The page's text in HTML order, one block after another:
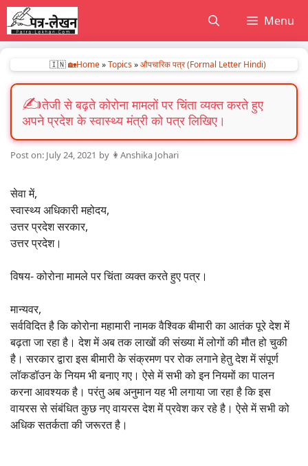
Skip
to
content
Menu
🇮🇳 🏡Home»Topics»औपचारिक पत्र (Formal Letter Hindi)
तेजी से बढ़ते कोरोना मामलों पर चिंता व्यक्त करते हुए
अपने प्रदेश के स्वास्थ्य मंत्री को पत्र लिखिए।
July 24, 2021 by 👩Anshika Johari
सेवा में,
स्वास्थ्य अधिकारी महोदय,
उत्तर प्रदेश सरकार,
उत्तर प्रदेश।
विषय- कोरोना मामले पर चिंता व्यक्त करते हुए पत्र।
मान्यवर,
सर्वविदित है कि कोरोना महामारी नामक वैश्विक बीमारी का आतंक पूरे देश में
बढ़ता जा रहा है। देश में अब तक लाखों की संख्या में लोगों की मौत हो चुकी
है। सरकार द्वारा इस बीमारी के संक्रमण पर रोक लगाने हेतु देश में संपूर्ण
लॉकडॉउन के नियम भी बनाए गए। ऐसे में सभी को इन नियमों का पालन
करना आवश्यक है। परंतु अब अनुमान यह भी लगाया जा रहा है कि इस
वायरस से संबंधित कुछ नए वायरस देश में प्रवेश कर रहे है। ऐसे में सभी को
अधिक सतर्कता की जरूरत है।